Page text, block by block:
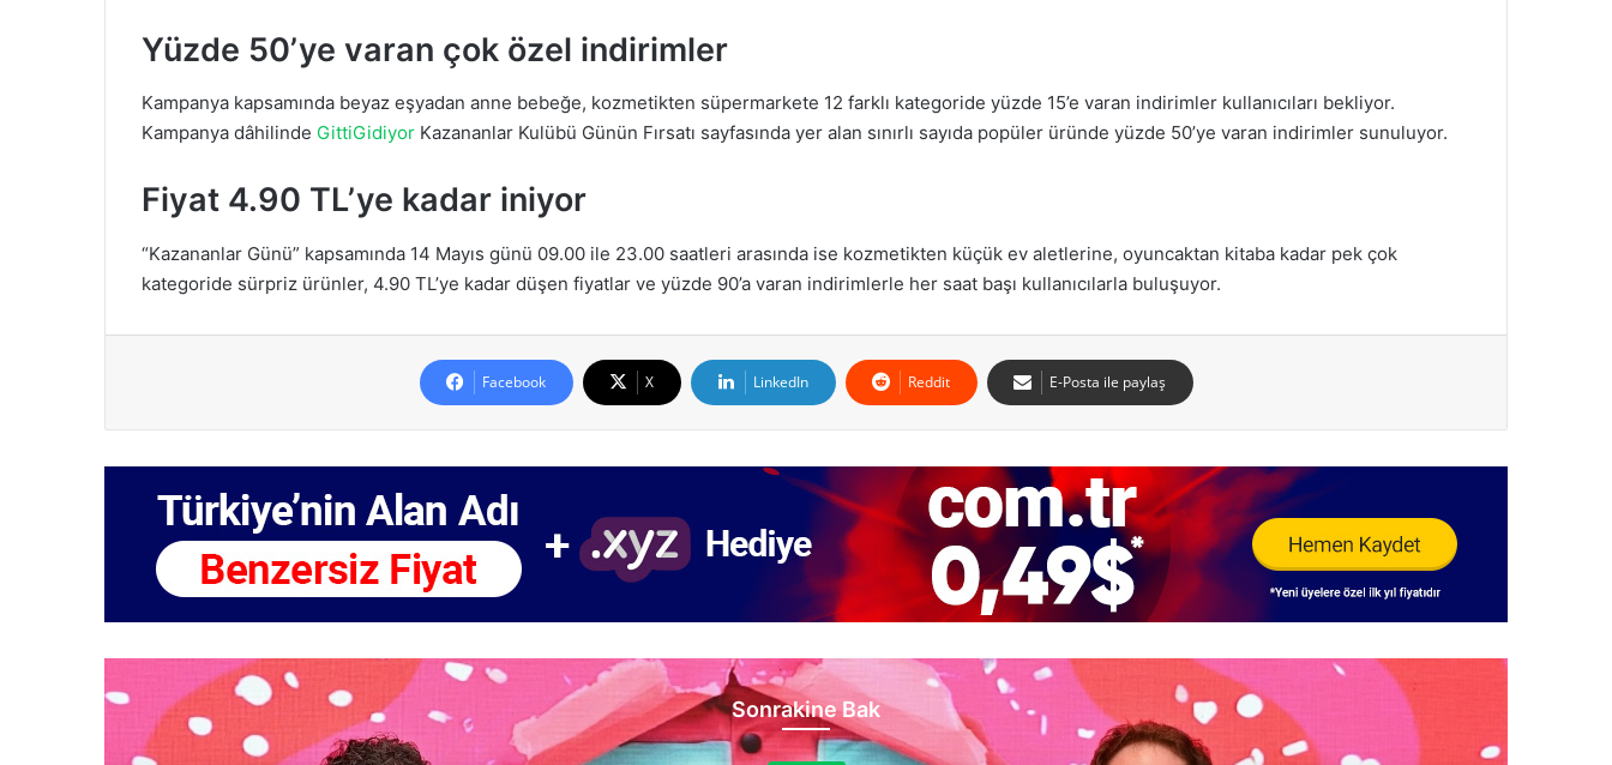
Yüzde 50’ye varan çok özel indirimler
Kampanya kapsamında beyaz eşyadan anne bebeğe, kozmetikten süpermarkete 12 farklı kategoride yüzde 15’e varan indirimler kullanıcıları bekliyor.
Kampanya dâhilinde GittiGidiyor Kazananlar Kulübü Günün Fırsatı sayfasında yer alan sınırlı sayıda popüler üründe yüzde 50’ye varan indirimler sunuluyor.
Fiyat 4.90 TL’ye kadar iniyor
“Kazananlar Günü” kapsamında 14 Mayıs günü 09.00 ile 23.00 saatleri arasında ise kozmetikten küçük ev aletlerine, oyuncaktan kitaba kadar pek çok
kategoride sürpriz ürünler, 4.90 TL’ye kadar düşen fiyatlar ve yüzde 90’a varan indirimlerle her saat başı kullanıcılarla buluşuyor.
Facebook X LinkedIn Reddit E-Posta ile paylaş
Sonrakine Bak